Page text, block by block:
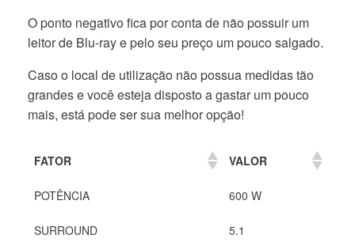
O ponto negativo fica por conta de não possuir um
leitor de Blu-ray e pelo seu preço um pouco salgado.
Caso o local de utilização não possua medidas tão
grandes e você esteja disposto a gastar um pouco
mais, está pode ser sua melhor opção!
FATOR VALOR
POTÊNCIA 600 W
SURROUND 5.1